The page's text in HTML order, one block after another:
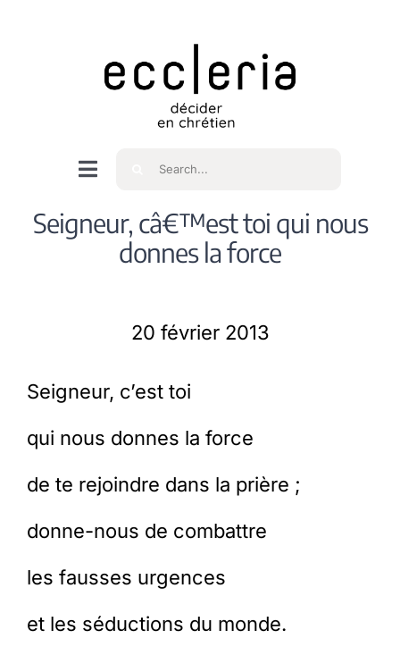
Navigation
bascule
Accueil
Spiritualité
Membres
Nous soutenir
La revue Responsables
Rechercher
Seigneur, câ€™est toi qui nous
donnes la force
20 février 2013
Seigneur, c’est toi
qui nous donnes la force
de te rejoindre dans la prière ;
donne-nous de combattre
les fausses urgences
et les séductions du monde.